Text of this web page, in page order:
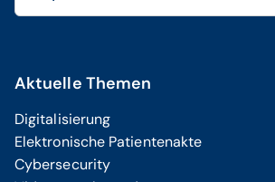
Aktuelle Themen
Digitalisierung
Elektronische Patientenakte
Cybersecurity